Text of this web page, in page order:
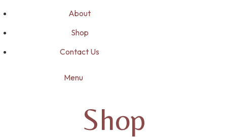
About
Shop
Contact Us
Menu
Shop